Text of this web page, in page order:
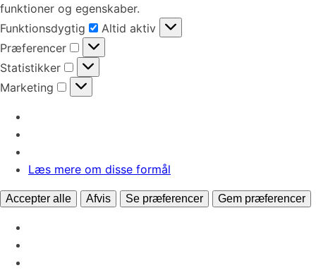
funktioner og egenskaber.
Funktionsdygtig
Funktionsdygtig
Altid aktiv
Præferencer
Præferencer
Statistikker
Statistikker
Marketing
Marketing
Læs mere om disse formål
Accepter alle Afvis Se præferencer Gem præferencer